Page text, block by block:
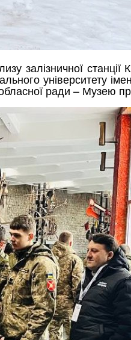
залізничної
університету
ради – Музею